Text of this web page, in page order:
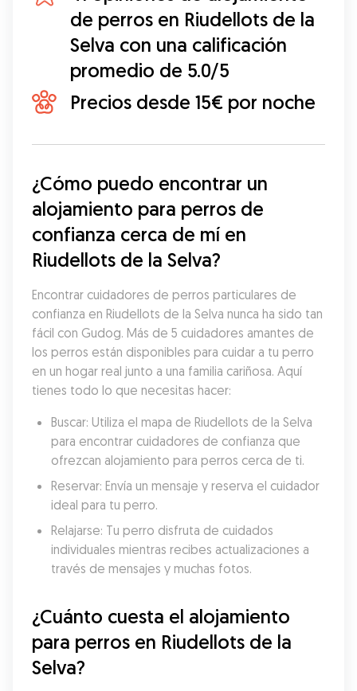
de perros en Riudellots de la
Selva con una calificación
promedio de 5.0/5
Precios desde 15€ por noche
¿Cómo puedo encontrar un
alojamiento para perros de
confianza cerca de mí en
Riudellots de la Selva?
Encontrar cuidadores de perros particulares de
confianza en Riudellots de la Selva nunca ha sido tan
fácil con Gudog. Más de 5 cuidadores amantes de
los perros están disponibles para cuidar a tu perro
en un hogar real junto a una familia cariñosa. Aquí
tienes todo lo que necesitas hacer:
Buscar: Utiliza el mapa de Riudellots de la Selva
para encontrar cuidadores de confianza que
ofrezcan alojamiento para perros cerca de ti.
Reservar: Envía un mensaje y reserva el cuidador
ideal para tu perro.
Relajarse: Tu perro disfruta de cuidados
individuales mientras recibes actualizaciones a
través de mensajes y muchas fotos.
¿Cuánto cuesta el alojamiento
para perros en Riudellots de la
Selva?